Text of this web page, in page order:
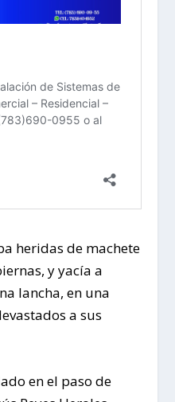
heridas de machete
y yacía a
lancha, en una
a sus
en el paso de